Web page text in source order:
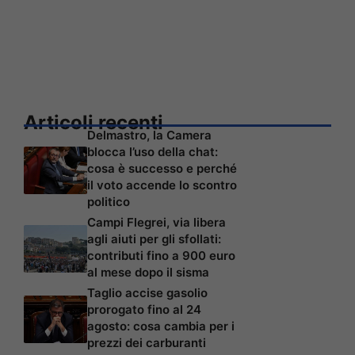
Articoli recenti
Delmastro, la Camera
blocca l’uso della chat:
cosa è successo e perché
il voto accende lo scontro
politico
Campi Flegrei, via libera
agli aiuti per gli sfollati:
contributi fino a 900 euro
al mese dopo il sisma
Taglio accise gasolio
prorogato fino al 24
agosto: cosa cambia per i
prezzi dei carburanti